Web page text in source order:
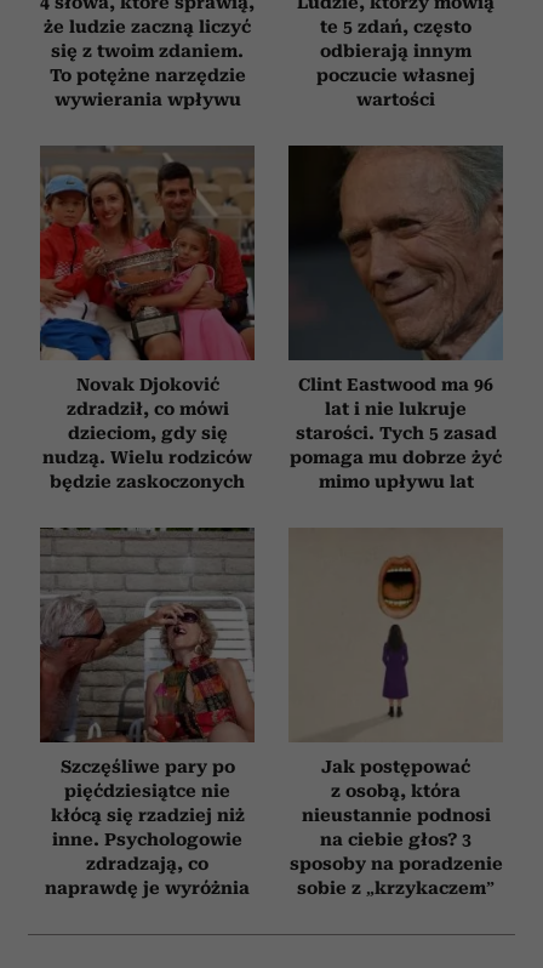
że ludzie zaczną liczyć
się z twoim zdaniem.
To potężne narzędzie
wywierania wpływu
te 5 zdań, często
odbierają innym
poczucie własnej
wartości
Novak Djoković
zdradził, co mówi
dzieciom, gdy się
nudzą. Wielu rodziców
będzie zaskoczonych
Clint Eastwood ma 96
lat i nie lukruje
starości. Tych 5 zasad
pomaga mu dobrze żyć
mimo upływu lat
Szczęśliwe pary po
pięćdziesiątce nie
kłócą się rzadziej niż
inne. Psychologowie
zdradzają, co
naprawdę je wyróżnia
Jak postępować
z osobą, która
nieustannie podnosi
na ciebie głos? 3
sposoby na poradzenie
sobie z „krzykaczem”